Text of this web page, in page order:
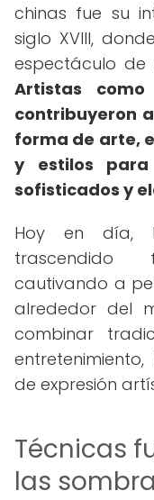
chinas fue su
siglo XVIII,
espectáculo
Artistas
contribuyeron
forma de arte,
y estilos para
sofisticados y
Hoy en día,
trascendido
cautivando a
alrededor del
combinar
de expresión
Técnicas
las